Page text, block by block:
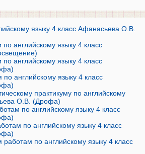
языку 4 класс Афанасьева О.В.
по английскому языку 4 класс
по английскому языку 4 класс
по английскому языку 4 класс
практикуму по английскому
О.В. (Дрофа)
по английскому языку 4 класс
по английскому языку 4 класс
работам по английскому языку 4 класс